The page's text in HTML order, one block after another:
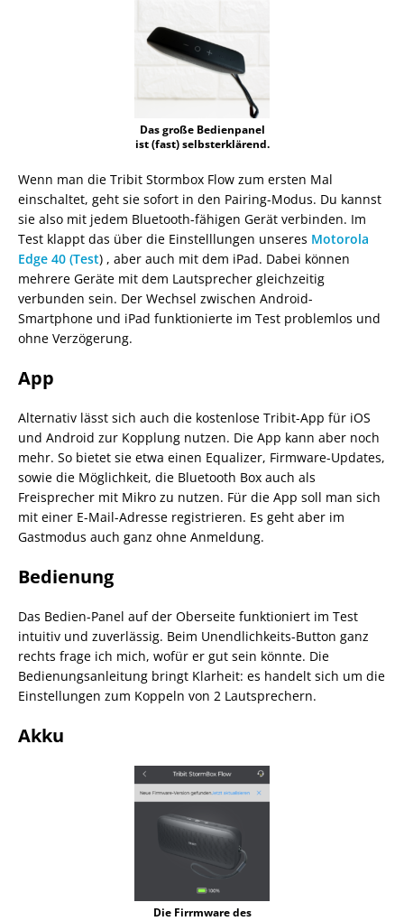
Das große Bedienpanel
ist (fast) selbsterklärend.
Wenn man die Tribit Stormbox Flow zum ersten Mal
einschaltet, geht sie sofort in den Pairing-Modus. Du kannst
sie also mit jedem Bluetooth-fähigen Gerät verbinden. Im
Test klappt das über die Einstelllungen unseres Motorola
Edge 40 (Test) , aber auch mit dem iPad. Dabei können
mehrere Geräte mit dem Lautsprecher gleichzeitig
verbunden sein. Der Wechsel zwischen Android-
Smartphone und iPad funktionierte im Test problemlos und
ohne Verzögerung.
App
Alternativ lässt sich auch die kostenlose Tribit-App für iOS
und Android zur Kopplung nutzen. Die App kann aber noch
mehr. So bietet sie etwa einen Equalizer, Firmware-Updates,
sowie die Möglichkeit, die Bluetooth Box auch als
Freisprecher mit Mikro zu nutzen. Für die App soll man sich
mit einer E-Mail-Adresse registrieren. Es geht aber im
Gastmodus auch ganz ohne Anmeldung.
Bedienung
Das Bedien-Panel auf der Oberseite funktioniert im Test
intuitiv und zuverlässig. Beim Unendlichkeits-Button ganz
rechts frage ich mich, wofür er gut sein könnte. Die
Bedienungsanleitung bringt Klarheit: es handelt sich um die
Einstellungen zum Koppeln von 2 Lautsprechern.
Akku
Die Firrmware des